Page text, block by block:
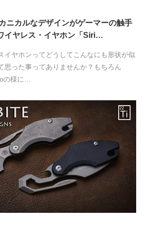
ニカルなデザインがゲーマーの触手
イヤレス・イヤホン「Siri…
イヤホンってどうしてこんなにも形状が似
思った事ってありませんか？もちろん
の様に…